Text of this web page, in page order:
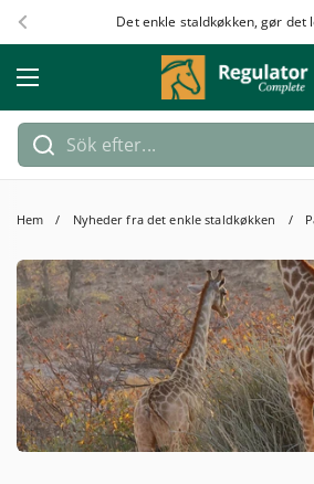
Föregående
Det enkle staldkøkken, gør det
Öppna meny
Hem / Nyheder fra det enkle staldkøkken /